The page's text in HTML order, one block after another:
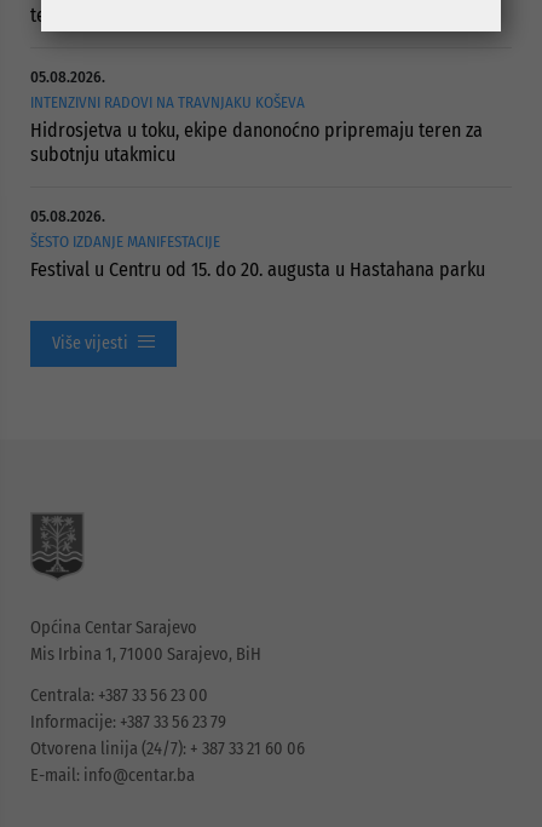
temperatura zraka
05.08.2026.
INTENZIVNI RADOVI NA TRAVNJAKU KOŠEVA
Hidrosjetva u toku, ekipe danonoćno pripremaju teren za
subotnju utakmicu
05.08.2026.
ŠESTO IZDANJE MANIFESTACIJE
Festival u Centru od 15. do 20. augusta u Hastahana parku
Više vijesti
Općina Centar Sarajevo
Mis Irbina 1, 71000 Sarajevo, BiH
Centrala: +387 33 56 23 00
Informacije: +387 33 56 23 79
Otvorena linija (24/7): + 387 33 21 60 06
E-mail: info@centar.ba